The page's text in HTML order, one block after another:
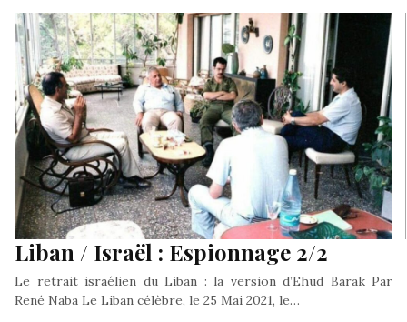
Liban / Israël : Espionnage 2/2
Le retrait israélien du Liban : la version d’Ehud Barak Par
René Naba Le Liban célèbre, le 25 Mai 2021, le…